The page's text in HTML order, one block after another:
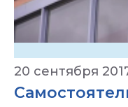
20 сентября